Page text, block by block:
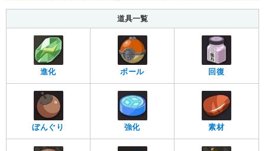
道具一覧
進化 ボール 回復
ぼんぐり 強化 素材